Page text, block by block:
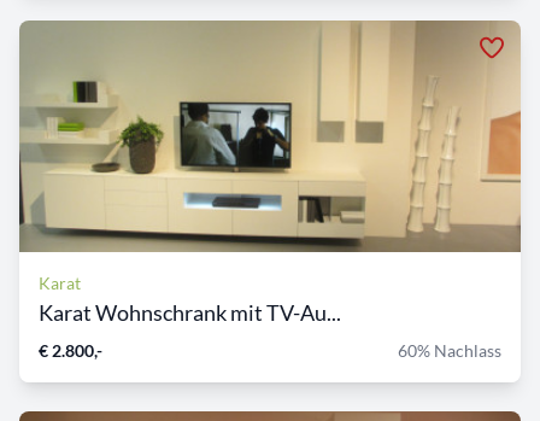
Karat
Karat Wohnschrank mit TV-Au...
€ 2.800,- 60% Nachlass